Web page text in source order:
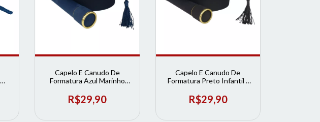
Capelo E Canudo De
Formatura Azul Marinho
R$29,90
Capelo E Canudo De
Formatura Preto Infantil |
R$29,90